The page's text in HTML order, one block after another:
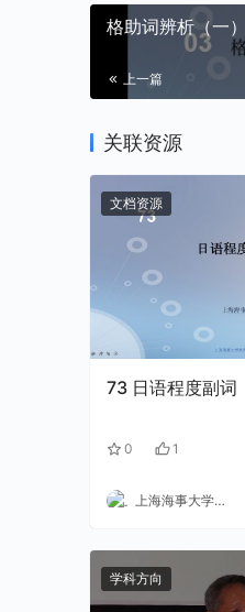
格助词辨析（一
上一篇
关联资源
文档资源
73 日语程度副词
0 1
上海海事大学外语
学科方向